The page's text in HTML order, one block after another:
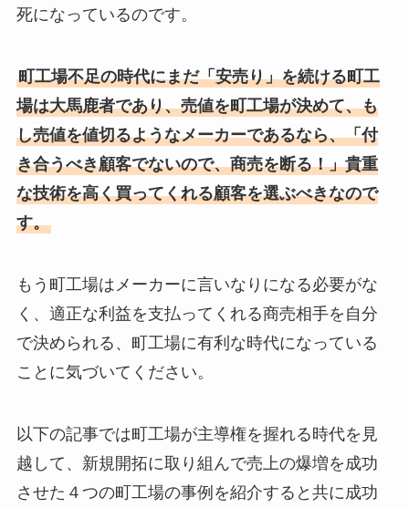
死になっているのです。
町工場不足の時代にまだ「安売り」を続ける町工
場は大馬鹿者であり、売値を町工場が決めて、も
し売値を値切るようなメーカーであるなら、「付
き合うべき顧客でないので、商売を断る！」貴重
な技術を高く買ってくれる顧客を選ぶべきなので
す。
もう町工場はメーカーに言いなりになる必要がな
く、適正な利益を支払ってくれる商売相手を自分
で決められる、町工場に有利な時代になっている
ことに気づいてください。
以下の記事では町工場が主導権を握れる時代を見
越して、新規開拓に取り組んで売上の爆増を成功
させた４つの町工場の事例を紹介すると共に成功